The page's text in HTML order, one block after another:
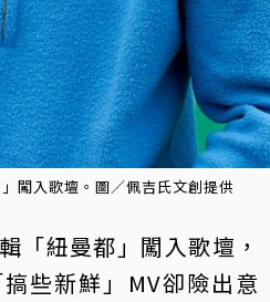
闖入歌壇。圖／佩吉氏文創提供
「紐曼都」闖入歌壇，
些新鮮」MV卻險出意